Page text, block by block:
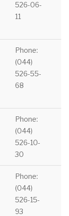
526-06-
11
Phone:
(044)
526-55-
68
Phone:
(044)
526-10-
30
Phone:
(044)
526-15-
93